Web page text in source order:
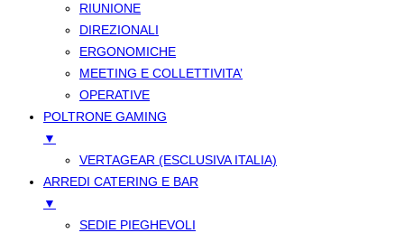
RIUNIONE
DIREZIONALI
ERGONOMICHE
MEETING E COLLETTIVITA’
OPERATIVE
POLTRONE GAMING
▼
VERTAGEAR (ESCLUSIVA ITALIA)
ARREDI CATERING E BAR
▼
SEDIE PIEGHEVOLI